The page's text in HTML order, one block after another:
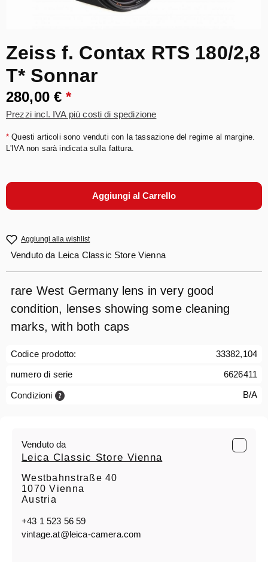
Zeiss f. Contax RTS 180/2,8
T* Sonnar
280,00 €*
Prezzi incl. IVA più costi di spedizione
* Questi articoli sono venduti con la tassazione del regime al margine.
L'IVA non sarà indicata sulla fattura.
Aggiungi al Carrello
Aggiungi alla wishlist
Venduto da Leica Classic Store Vienna
rare West Germany lens in very good
condition, lenses showing some cleaning
marks, with both caps
Codice prodotto:
33382,104
numero di serie
6626411
Condizioni B/A
Venduto da
Leica Classic Store Vienna
Westbahnstraße 40
1070 Vienna
Austria
+43 1 523 56 59
vintage.at@leica-camera.com